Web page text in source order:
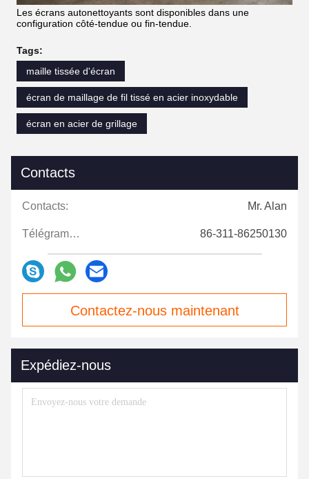
Les écrans autonettoyants sont disponibles dans une
configuration côté-tendue ou fin-tendue.
Tags:
maille tissée d'écran
écran de maillage de fil tissé en acier inoxydable
écran en acier de grillage
Contacts
Contacts: Mr. Alan
Télégramme: 86-311-86250130
Contactez-nous maintenant
Expédiez-nous